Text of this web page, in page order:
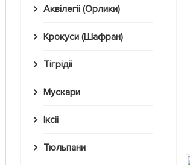
Аквілегіі (Орлики)
Крокуси (Шафран)
Тігрідіі
Мускари
Іксіі
Тюльпани